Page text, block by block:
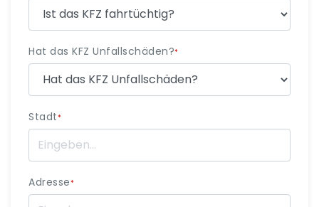
Hat das KFZ Unfallschäden?*
Stadt*
Adresse*